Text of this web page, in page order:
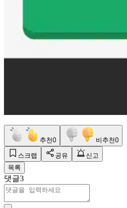
추천0 비추천0
스크랩 공유
신고
목록
댓글3